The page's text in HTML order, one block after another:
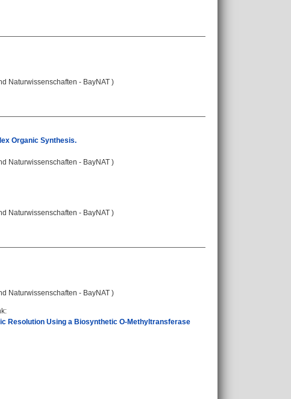
Naturwissenschaften - BayNAT )
Organic Synthesis.
Naturwissenschaften - BayNAT )
Naturwissenschaften - BayNAT )
Naturwissenschaften - BayNAT )
:
Resolution Using a Biosynthetic O‐Methyltransferase